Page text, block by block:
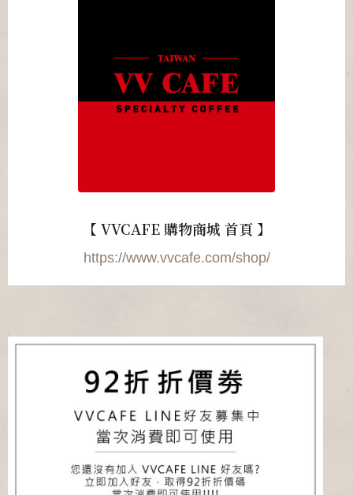
【 VVCAFE 購物商城 首頁 】
https://www.vvcafe.com/shop/